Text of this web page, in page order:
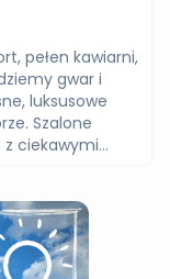
walking
parki
pełen kawiarni,
gwar i
luksusowe
Szalone
ciekawymi...